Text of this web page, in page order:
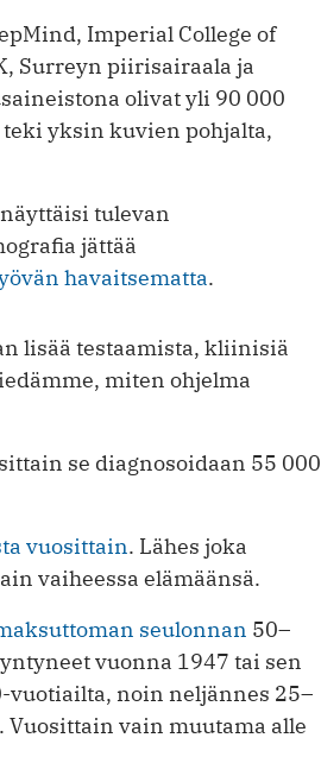
Imperial College of
Surreyn piirisairaala ja
olivat yli 90 000
yksin kuvien pohjalta,
tulevan
jättää
havaitsematta.
lisää testaamista, kliinisiä
miten ohjelma
se diagnosoidaan 55 000
vuosittain. Lähes joka
vaiheessa elämäänsä.
seulonnan 50–
vuonna 1947 tai sen
vuotiailta, noin neljännes 25–
vain muutama alle